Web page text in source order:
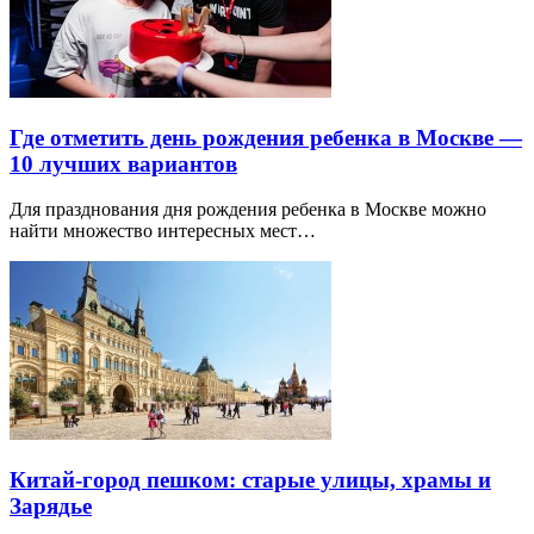
Где отметить день рождения ребенка в Москве —
10 лучших вариантов
Для празднования дня рождения ребенка в Москве можно
найти множество интересных мест…
Китай-город пешком: старые улицы, храмы и
Зарядье